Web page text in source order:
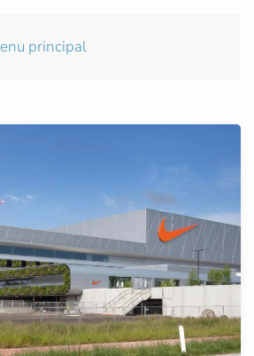
principal